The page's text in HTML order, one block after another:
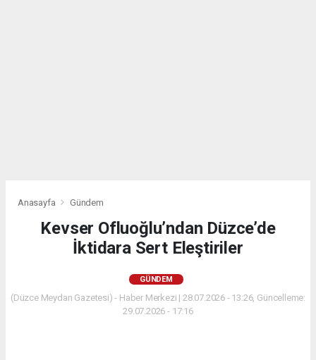
Anasayfa Gündem
Kevser Ofluoğlu’ndan Düzce’de
İktidara Sert Eleştiriler
GÜNDEM
(Düzce Meydan Gazetesi) - Haber Merkezi | 28.07.2026 - 13:26, Güncelleme:
29.07.2026 - 17:16